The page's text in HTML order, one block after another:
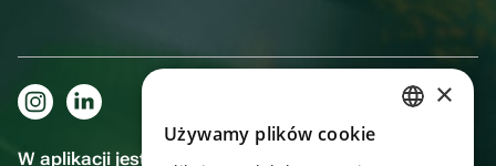
W aplikacji jest to jeszcze wygodniejsze!
×
Używamy plików cookie